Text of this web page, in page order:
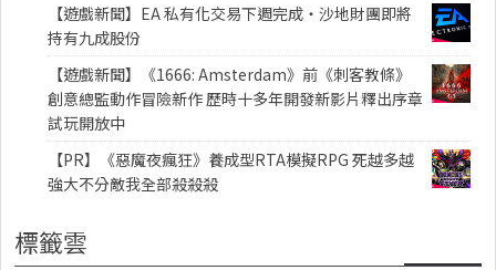
【遊戲新聞】EA 私有化交易下週完成・沙地財團即將
持有九成股份
【遊戲新聞】《1666: Amsterdam》前《刺客教條》
創意總監動作冒險新作 歷時十多年開發新影片釋出序章
試玩開放中
【PR】《惡魔夜瘋狂》養成型RTA模擬RPG 死越多越
強大不分敵我全部殺殺殺
標籤雲